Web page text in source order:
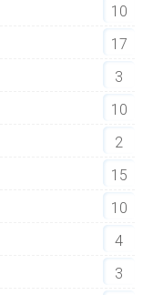
10
17
3
10
2
15
10
4
3